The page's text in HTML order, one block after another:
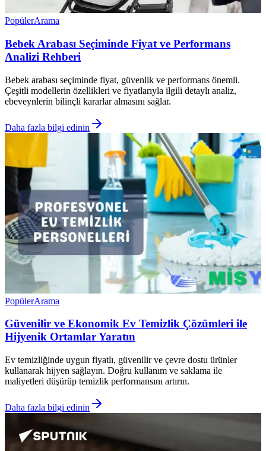
PopülerArama
Bebek Arabası Seçiminde Fiyat ve Performans
Analizi Rehberi
Bebek arabası seçiminde fiyat, güvenlik ve performans önemli.
Çeşitli modellerin özellikleri ve fiyatlarıyla ilgili detaylı analiz,
ebeveynlerin bilinçli kararlar almasını sağlar.
Daha fazla bilgi edinin
PopülerArama
Güvenilir ve Ekonomik Ev Temizlik Çözümleri ile
Hijyenik Ortamlar Yaratın
Ev temizliğinde uygun fiyatlı, güvenilir ve çevre dostu ürünler
kullanarak hijyen sağlayın. Doğru kullanım ve saklama ile
maliyetleri düşürüp temizlik performansını artırın.
Daha fazla bilgi edinin